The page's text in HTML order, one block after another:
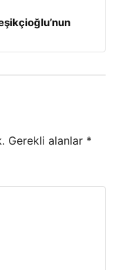
Gerekli alanlar *